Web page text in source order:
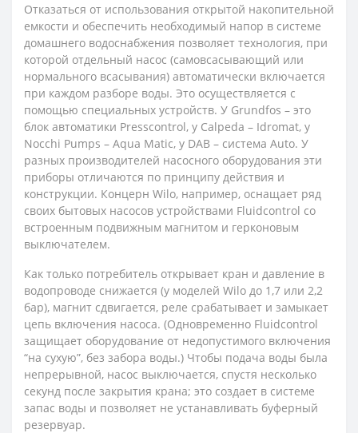
Отказаться от использования открытой накопительной
емкости и обеспечить необходимый напор в системе
домашнего водоснабжения позволяет технология, при
которой отдельный насос (самовсасывающий или
нормального всасывания) автоматически включается
при каждом разборе воды. Это осуществляется с
помощью специальных устройств. У Grundfos – это
блок автоматики Presscontrol, у Calpeda – Idromat, у
Nocchi Pumps – Aqua Matic, у DAB – система Auto. У
разных производителей насосного оборудования эти
приборы отличаются по принципу действия и
конструкции. Концерн Wilo, например, оснащает ряд
своих бытовых насосов устройствами Fluidcontrol со
встроенным подвижным магнитом и герконовым
выключателем.
Как только потребитель открывает кран и давление в
водопроводе снижается (у моделей Wilo до 1,7 или 2,2
бар), магнит сдвигается, реле срабатывает и замыкает
цепь включения насоса. (Одновременно Fluidcontrol
защищает оборудование от недопустимого включения
“на сухую”, без забора воды.) Чтобы подача воды была
непрерывной, насос выключается, спустя несколько
секунд после закрытия крана; это создает в системе
запас воды и позволяет не устанавливать буферный
резервуар.